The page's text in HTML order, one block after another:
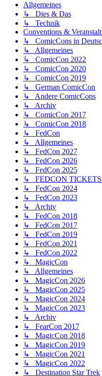
Allgemeines
↳ Dies & Das
↳ Technik
Conventions &
↳ ComicCons in
↳ Allgemeines
↳ ComicCon 2022
↳ ComicCon 2020
↳ ComicCon 2019
↳ German ComicCon
↳ Andere ComicCons
↳ Archiv
↳ ComicCon 2017
↳ ComicCon 2018
↳ FedCon
↳ Allgemeines
↳ FedCon 2027
↳ FedCon 2026
↳ FedCon 2025
↳ FEDCON
↳ FedCon 2024
↳ FedCon 2023
↳ Archiv
↳ FedCon 2018
↳ FedCon 2017
↳ FedCon 2019
↳ FedCon 2021
↳ FedCon 2022
↳ MagicCon
↳ Allgemeines
↳ MagicCon 2026
↳ MagicCon 2025
↳ MagicCon 2024
↳ MagicCon 2023
↳ Archiv
↳ FearCon 2017
↳ MagicCon 2018
↳ MagicCon 2019
↳ MagicCon 2021
↳ MagicCon 2022
↳ Destination Star Trek